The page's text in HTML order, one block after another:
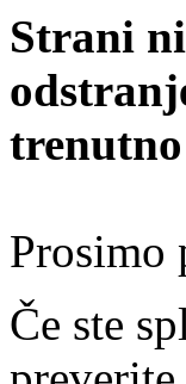
Strani
Prosimo
Če ste